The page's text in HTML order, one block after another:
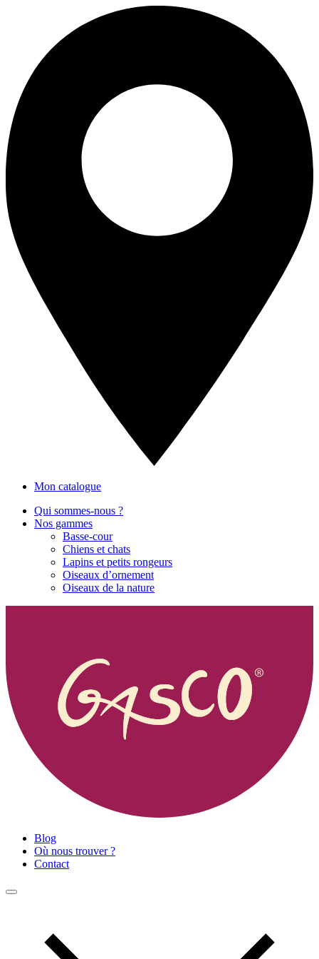
Mon catalogue
Qui sommes-nous ?
Nos gammes
Basse-cour
Chiens et chats
Lapins et petits rongeurs
Oiseaux d’ornement
Oiseaux de la nature
Blog
Où nous trouver ?
Contact